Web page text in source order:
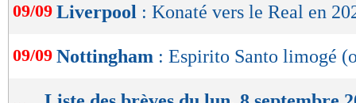
09/09 Liverpool : Konaté vers le Real en
09/09 Nottingham : Espirito Santo limogé